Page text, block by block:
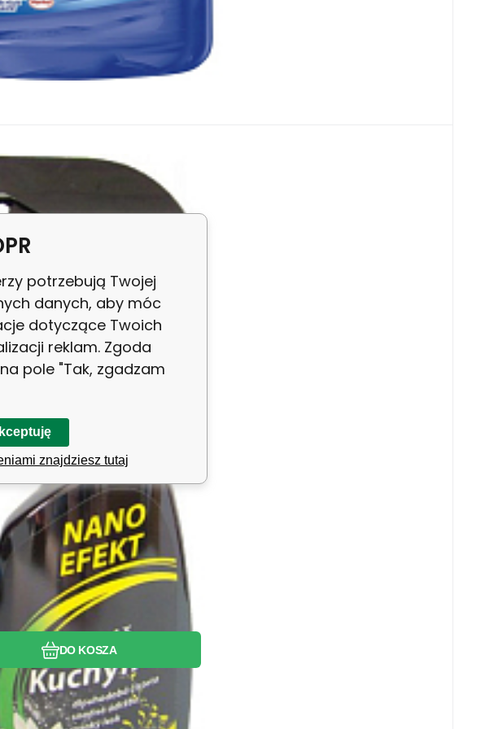
Nano Efekt kuchni, 500 ml
Kod:83698
Kod dost.: 01417
8595000914171
35.7 PLN / 1 l
W magazynie
DO KOSZA
Ulubiony
Porównać
nanotechnologię. Usuwa tłuszcz ze wszystkich
przypalony tłuszcz z piekarników i grilli.
potrzebują Twojej
danych, aby móc
dotyczące Twoich
reklam. Zgoda
pole "Tak, zgadzam
znajdziesz tutaj